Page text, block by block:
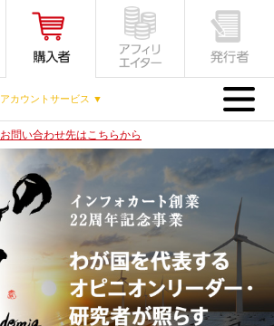
アカウントサービス ▼ MENU
お問い合わせ先はこちらから